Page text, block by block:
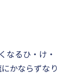
なるひ・け・
かならずなり